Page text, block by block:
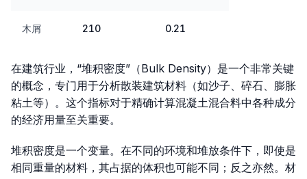
木屑 210 0.21
在建筑行业，“堆积密度”（Bulk Density）是一个非常关键
的概念，专门用于分析散装建筑材料（如沙子、碎石、膨胀
粘土等）。这个指标对于精确计算混凝土混合料中各种成分
的经济用量至关重要。
堆积密度是一个变量。在不同的环境和堆放条件下，即使是
相同重量的材料，其占据的体积也可能不同；反之亦然。材